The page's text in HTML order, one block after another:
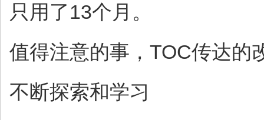
只用了13个月。
值得注意的事，TOC传达的
不断探索和学习